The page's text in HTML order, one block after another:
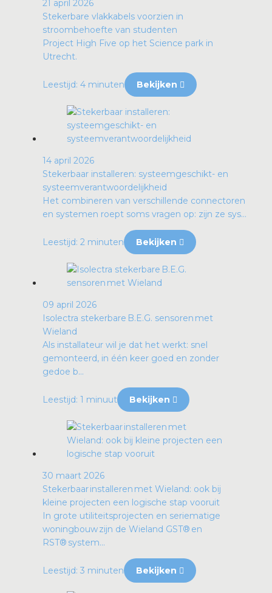
21 april 2026
Stekerbare vlakkabels voorzien in
stroombehoefte van studenten
Project High Five op het Science park in
Utrecht.
Leestijd: 4 minuten Bekijken
14 april 2026
Stekerbaar installeren: systeemgeschikt- en
systeemverantwoordelijkheid
Het combineren van verschillende connectoren
en systemen roept soms vragen op: zijn ze sys...
Leestijd: 2 minuten Bekijken
09 april 2026
Isolectra stekerbare B.E.G. sensoren met
Wieland
Als installateur wil je dat het werkt: snel
gemonteerd, in één keer goed en zonder
gedoe b...
Leestijd: 1 minuut Bekijken
30 maart 2026
Stekerbaar installeren met Wieland: ook bij
kleine projecten een logische stap vooruit
In grote utiliteitsprojecten en seriematige
woningbouw zijn de Wieland GST® en
RST® system...
Leestijd: 3 minuten Bekijken